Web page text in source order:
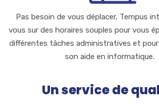
Pas besoin de vous déplacer, Tempus
vous sur des horaires souples pour vous
différentes tâches administratives et
son aide en informatique.
Un service de